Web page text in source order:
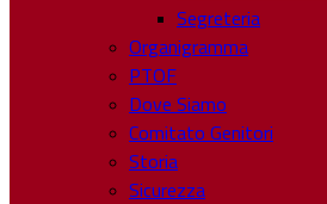
Segreteria
Organigramma
PTOF
Dove Siamo
Comitato Genitori
Storia
Sicurezza